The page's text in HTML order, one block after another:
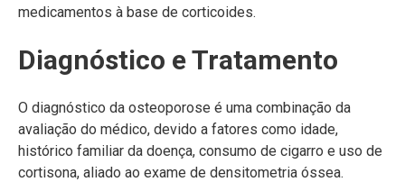
medicamentos à base de corticoides.
Diagnóstico e Tratamento
O diagnóstico da osteoporose é uma combinação da
avaliação do médico, devido a fatores como idade,
histórico familiar da doença, consumo de cigarro e uso de
cortisona, aliado ao exame de densitometria óssea.